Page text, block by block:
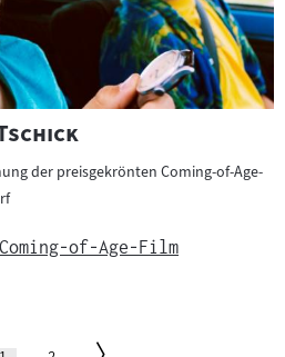
"
der preisgekrönten Coming-of-Age-
Coming-of-Age-Film